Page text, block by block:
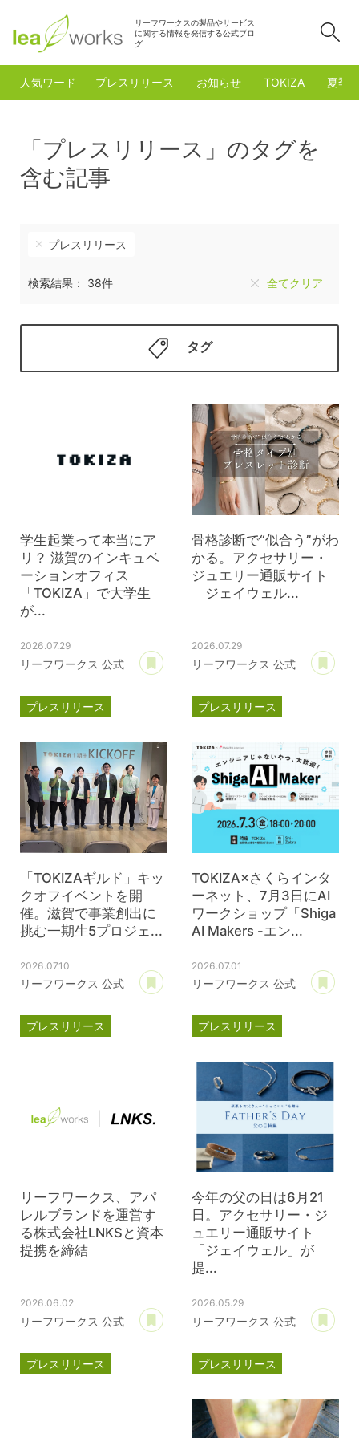
リーフワークスの製品やサービス
に関する情報を発信する公式ブロ
グ
人気ワード プレスリリース お知らせ TOKIZA 夏季
「プレスリリース」のタグを
含む記事
プレスリリース
検索結果： 38件 全てクリア
タグ
学生起業って本当にア
リ？ 滋賀のインキュベ
ーションオフィス
「TOKIZA」で大学生
が...
2026.07.29
リーフワークス 公式
あとで読む
プレスリリース
骨格診断で“似合う”がわ
かる。アクセサリー・
ジュエリー通販サイト
「ジェイウェル...
2026.07.29
リーフワークス 公式
プレスリリース
「TOKIZAギルド」キッ
クオフイベントを開
催。滋賀で事業創出に
挑む一期生5プロジェ...
2026.07.10
リーフワークス 公式
あとで読む
プレスリリース
TOKIZA×さくらインタ
ーネット、7月3日にAI
ワークショップ「Shiga
AI Makers -エン...
2026.07.01
リーフワークス 公式
プレスリリース
リーフワークス、アパ
レルブランドを運営す
る株式会社LNKSと資本
提携を締結
2026.06.02
リーフワークス 公式
あとで読む
プレスリリース
今年の父の日は6月21
日。アクセサリー・ジ
ュエリー通販サイト
「ジェイウェル」が
提...
2026.05.29
リーフワークス 公式
プレスリリース